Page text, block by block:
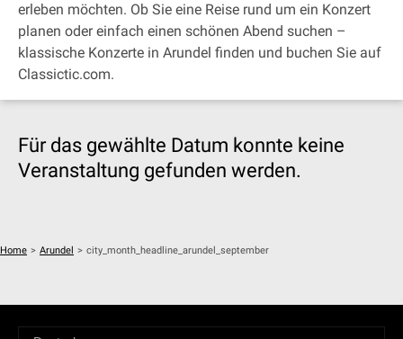
erleben möchten. Ob Sie eine Reise rund um ein Konzert
planen oder einfach einen schönen Abend suchen –
klassische Konzerte in Arundel finden und buchen Sie auf
Classictic.com.
Für das gewählte Datum konnte keine
Veranstaltung gefunden werden.
Home > Arundel > city_month_headline_arundel_september